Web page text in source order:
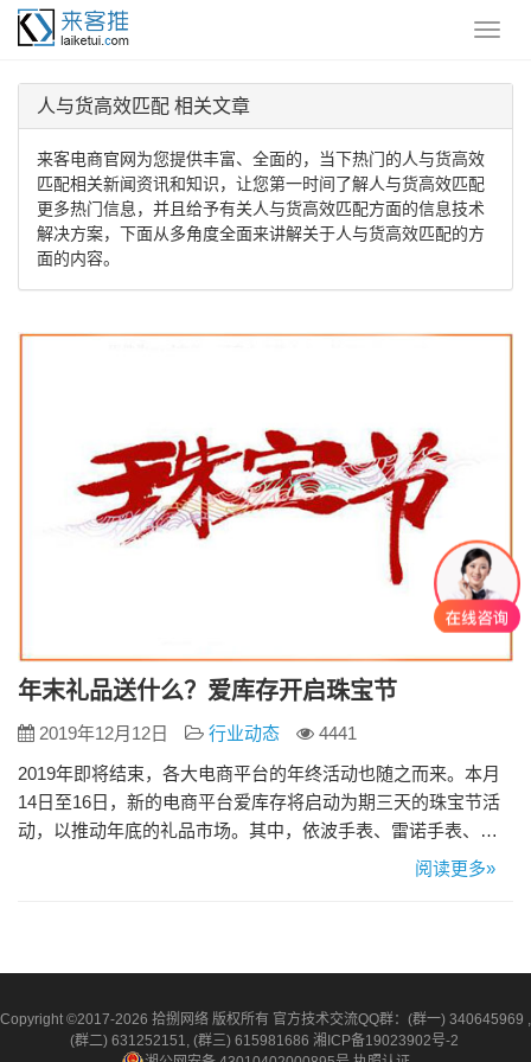
人与货高效匹配 相关文章
来客电商官网为您提供丰富、全面的，当下热门的人与货高效
匹配相关新闻资讯和知识，让您第一时间了解人与货高效匹配
更多热门信息，并且给予有关人与货高效匹配方面的信息技术
解决方案，下面从多角度全面来讲解关于人与货高效匹配的方
面的内容。
年末礼品送什么？爱库存开启珠宝节
2019年12月12日 行业动态
4441
2019年即将结束，各大电商平台的年终活动也随之而来。本月
14日至16日，新的电商平台爱库存将启动为期三天的珠宝节活
动，以推动年底的礼品市场。其中，依波手表、雷诺手表、周
大生、左卡伊、中国黄金、翠雅金楼等众多知名品牌将参加这
存为分销商…
阅读更多»
Copyright ©2017-2026 拾捌网络 版权所有 官方技术交流QQ群：(群一) 340645969 ,
(群二) 631252151, (群三) 615981686 湘ICP备19023902号-2